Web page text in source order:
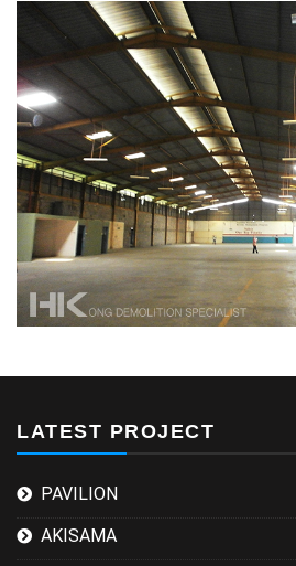
LATEST PROJECT
PAVILION
AKISAMA